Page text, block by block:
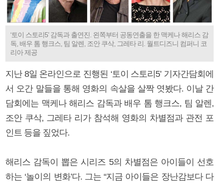
‘토이 스토리5’ 감독과 출연진. 왼쪽부터 공동연출을 한 맥케나 해리스 감
독, 배우 톰 행크스, 팀 알렌, 조안 쿠삭, 그레타 리. 월트디즈니 컴퍼니 코
리아 제공
지난 8일 온라인으로 진행된 ‘토이 스토리5’ 기자간담회에
서 오간 말들을 통해 영화의 속살을 살짝 엿봤다. 이날 간
담회에는 맥케나 해리스 감독과 배우 톰 행크스, 팀 알렌,
조안 쿠삭, 그레타 리가 참석해 영화의 차별점과 관전 포
인트 등을 짚었다.
해리스 감독이 뽑은 시리즈 5의 차별점은 아이들이 선호
하는 ‘놀이의 변화’다. 그는 “지금 아이들은 장난감보다 다